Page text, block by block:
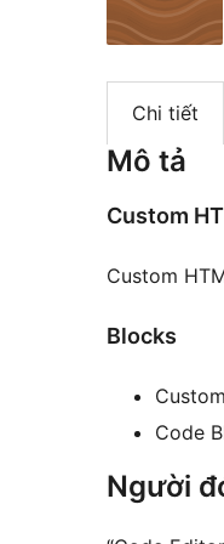
Chi tiết
Mô tả
Custom
Custom
Blocks
Code
Người